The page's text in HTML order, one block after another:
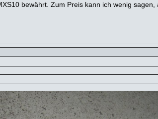
bewährt. Zum Preis kann ich wenig